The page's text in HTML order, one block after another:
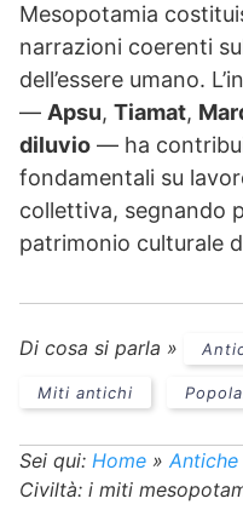
Mesopotamia
narrazioni coerenti
dell’essere umano.
— Apsu, Tiamat,
diluvio — ha
fondamentali su
collettiva, segnando
patrimonio culturale
Di cosa si parla »
Miti antichi
Sei qui: Home »
Civiltà: i miti